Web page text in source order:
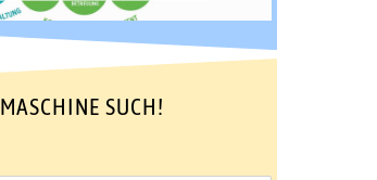
MASCHINE SUCH!